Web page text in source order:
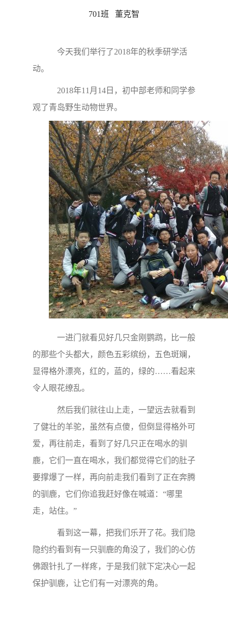
701班 董克智
今天我们举行了2018年的秋季研学活
动。
2018年11月14日，初中部老师和同学参
观了青岛野生动物世界。
一进门就看见好几只金刚鹦鹉，比一般
的那些个头都大，颜色五彩缤纷，五色斑斓，
显得格外漂亮，红的，蓝的，绿的……看起来
令人眼花缭乱。
然后我们就往山上走，一望远去就看到
了健壮的羊驼，虽然有点傻，但倒显得格外可
爱，再往前走，看到了好几只正在喝水的驯
鹿，它们一直在喝水，我们都觉得它们的肚子
要撑爆了一样，再向前走我们看到了正在奔腾
的驯鹿，它们你追我赶好像在喊道：“哪里
走，站住。”
看到这一幕，把我们乐开了花。我们隐
隐约约看到有一只驯鹿的角没了，我们的心仿
佛跟针扎了一样疼，于是我们就下定决心一起
保护驯鹿，让它们有一对漂亮的角。